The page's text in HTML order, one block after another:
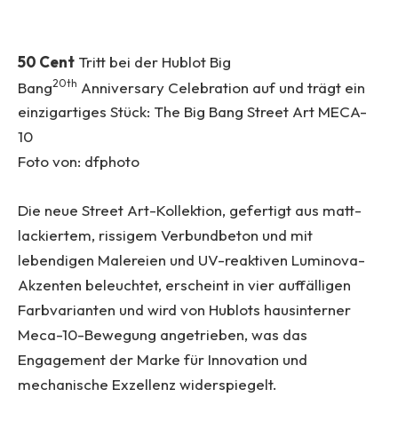
50 Cent Tritt bei der Hublot Big
Bang20th Anniversary Celebration auf und trägt ein
einzigartiges Stück: The Big Bang Street Art MECA-
10
Foto von: dfphoto
Die neue Street Art-Kollektion, gefertigt aus matt-
lackiertem, rissigem Verbundbeton und mit
lebendigen Malereien und UV-reaktiven Luminova-
Akzenten beleuchtet, erscheint in vier auffälligen
Farbvarianten und wird von Hublots hausinterner
Meca-10-Bewegung angetrieben, was das
Engagement der Marke für Innovation und
mechanische Exzellenz widerspiegelt.